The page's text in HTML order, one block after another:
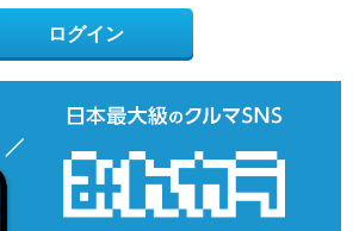
ログイン